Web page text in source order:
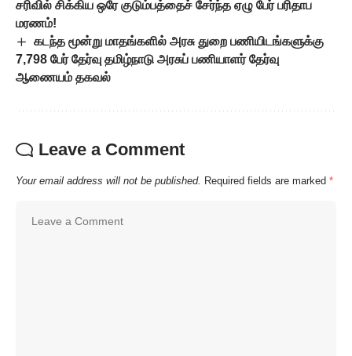
சரிவில் சிக்கிய ஒரே குடும்பத்தைச் சேர்ந்த ஏழு பேர் பரிதாப
மரணம்!
கடந்த மூன்று மாதங்களில் அரசு துறை பணியிடங்களுக்கு
7,798 பேர் தேர்வு தமிழ்நாடு அரசுப் பணியாளர் தேர்வு
ஆணையம் தகவல்
Leave a Comment
Your email address will not be published. Required fields are marked *